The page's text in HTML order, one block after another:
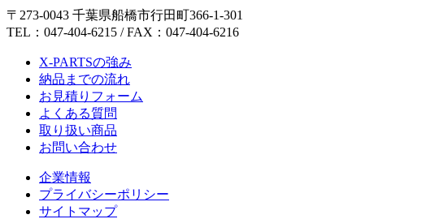
〒273-0043 千葉県船橋市行田町366-1-301
TEL：047-404-6215 / FAX：047-404-6216
X-PARTSの強み
納品までの流れ
お見積りフォーム
よくある質問
取り扱い商品
お問い合わせ
企業情報
プライバシーポリシー
サイトマップ